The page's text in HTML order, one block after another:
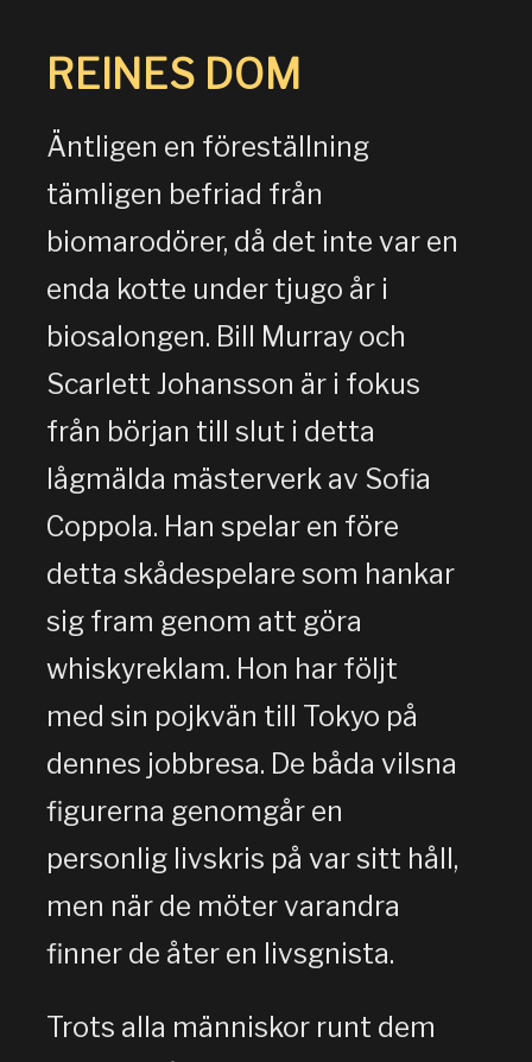
REINES DOM
Äntligen en föreställning
tämligen befriad från
biomarodörer, då det inte var en
enda kotte under tjugo år i
biosalongen. Bill Murray och
Scarlett Johansson är i fokus
från början till slut i detta
lågmälda mästerverk av Sofia
Coppola. Han spelar en före
detta skådespelare som hankar
sig fram genom att göra
whiskyreklam. Hon har följt
med sin pojkvän till Tokyo på
dennes jobbresa. De båda vilsna
figurerna genomgår en
personlig livskris på var sitt håll,
men när de möter varandra
finner de åter en livsgnista.
Trots alla människor runt dem